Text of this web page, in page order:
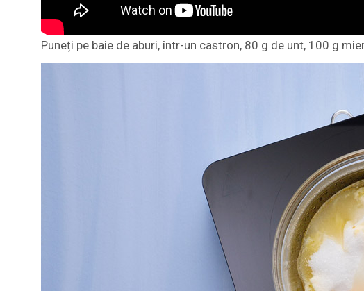
Puneți pe baie de aburi, într-un castron, 80 g de unt, 100 g